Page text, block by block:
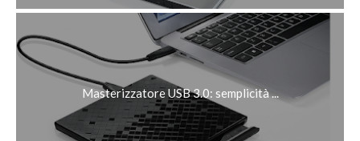
Masterizzatore USB 3.0: semplicità ...